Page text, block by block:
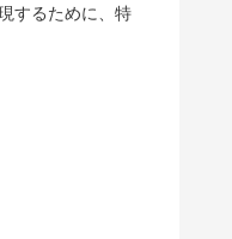
するために、特